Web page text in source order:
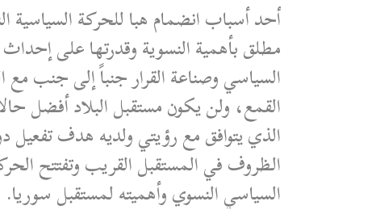
أحد أسباب انضمام هبا للحركة
مطلق بأهمية النسوية وقدرتها على
السياسي وصناعة القرار جنباً إلى جنب
القمع، ولن يكون مستقبل البلاد أفضل
الذي يتوافق مع رؤيتي ولديه هدف تفعيل
الظروف في المستقبل القريب وتفتتح
السياسي النسوي وأهميته لمستقبل سوريا.